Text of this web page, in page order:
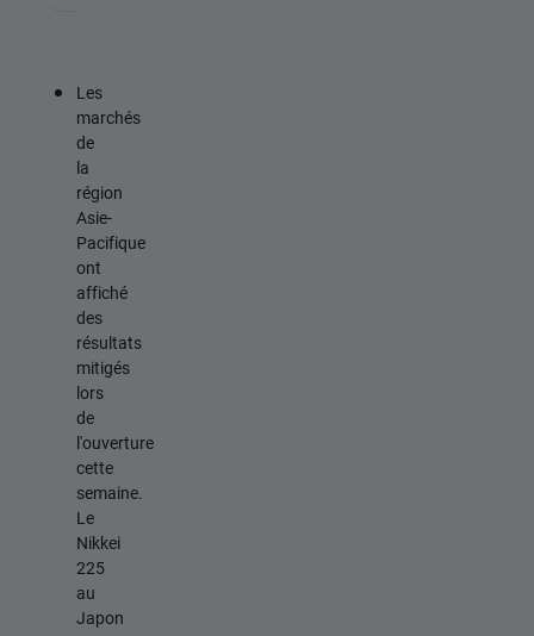
Les
marchés
de
la
région
Asie-
Pacifique
ont
affiché
des
résultats
mitigés
lors
de
l'ouverture
cette
semaine.
Le
Nikkei
225
au
Japon